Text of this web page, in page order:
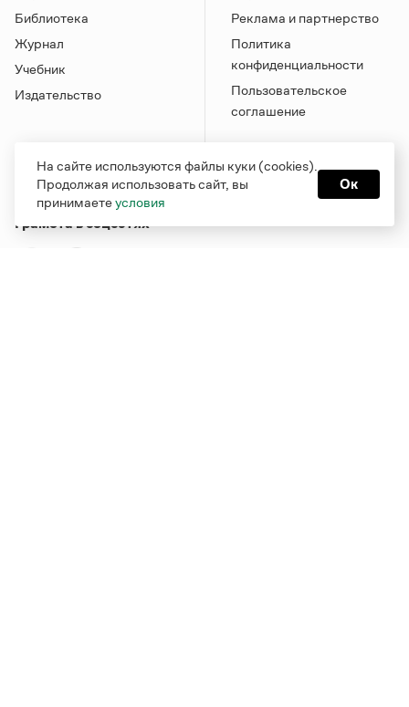
Библиотека
Журнал
Учебник
Издательство
Реклама и партнерство
Политика
конфиденциальности
Пользовательское
соглашение
Грамота в соцсетях
На сайте используются файлы куки (cookies).
Продолжая использовать сайт, вы
принимаетеусловия
Ок